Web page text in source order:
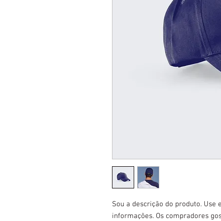
Sou a descrição do produto.
informações. Os compradores